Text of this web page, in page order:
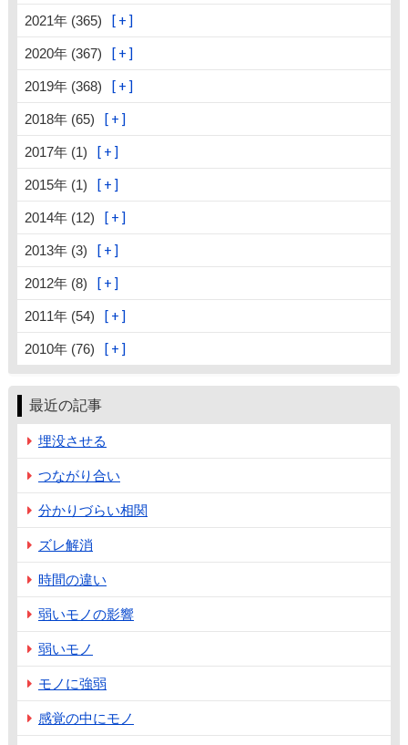
2021年 (365)
2020年 (367)
2019年 (368)
2018年 (65)
2017年 (1)
2015年 (1)
2014年 (12)
2013年 (3)
2012年 (8)
2011年 (54)
2010年 (76)
最近の記事
埋没させる
つながり合い
分かりづらい相関
ズレ解消
時間の違い
弱いモノの影響
弱いモノ
モノに強弱
感覚の中にモノ